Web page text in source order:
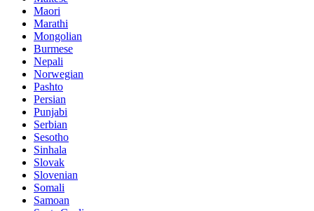
Maori
Marathi
Mongolian
Burmese
Nepali
Norwegian
Pashto
Persian
Punjabi
Serbian
Sesotho
Sinhala
Slovak
Slovenian
Somali
Samoan